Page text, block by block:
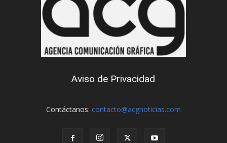
Aviso de Privacidad
Contáctanos: contacto@acgnoticias.com